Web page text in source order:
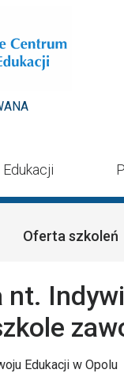
Oferta szkoleń
nt.
Edukacji w Opolu